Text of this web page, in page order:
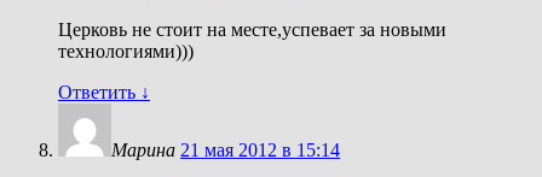
Церковь не стоит на месте,успевает за новыми
технологиями)))
Ответить ↓
Марина 21 мая 2012 в 15:14